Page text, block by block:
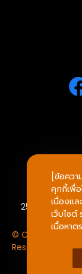
25/547 ถ.กิจม
© Copyright
Reserved.
[ข้อควา
คุกกี้เพื่อ
เนื่องแล
เว็บไซต์
เนื้อหา